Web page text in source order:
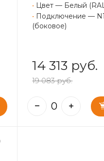
• Цвет — Белый
• Подключение —
(боковое)
14 313 руб.
19 083 руб.